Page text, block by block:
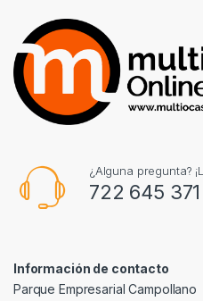
¿Alguna pregunta?
722 645 371
Información de contacto
Parque Empresarial Campollano